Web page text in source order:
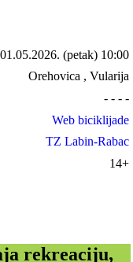
01.05.2026. (petak) 10:00
Orehovica , Vularija
- - - -
Web biciklijade
TZ Labin-Rabac
14+
rekreaciju,